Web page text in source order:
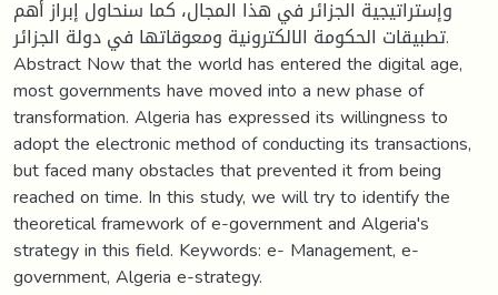
وإستراتيجية الجزائر في هذا المجال، كما سنحاول إبراز أهم
تطبيقات الحكومة الالكترونية ومعوقاتها في دولة الجزائر.
Abstract Now that the world has entered the digital age,
most governments have moved into a new phase of
transformation. Algeria has expressed its willingness to
adopt the electronic method of conducting its transactions,
but faced many obstacles that prevented it from being
reached on time. In this study, we will try to identify the
theoretical framework of e-government and Algeria's
strategy in this field. Keywords: e- Management, e-
government, Algeria e-strategy.